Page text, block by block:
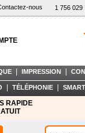
1 756 029
nous
IMPRESSION
TÉLÉPHONIE
RAPIDE